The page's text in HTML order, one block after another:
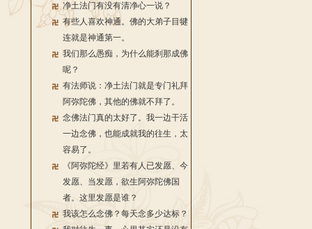
净土法门有没有清净心一说？
有些人喜欢神通。佛的大弟子目犍
连就是神通第一。
我们那么愚痴，为什么能刹那成佛
呢？
有法师说：净土法门就是专门礼拜
阿弥陀佛，其他的佛就不拜了。
念佛法门真的太好了。我一边干活
一边念佛，也能成就我的往生，太
容易了。
《阿弥陀经》里若有人已发愿、今
发愿、当发愿，欲生阿弥陀佛国
者。这里发愿是谁？
我该怎么念佛？每天念多少达标？